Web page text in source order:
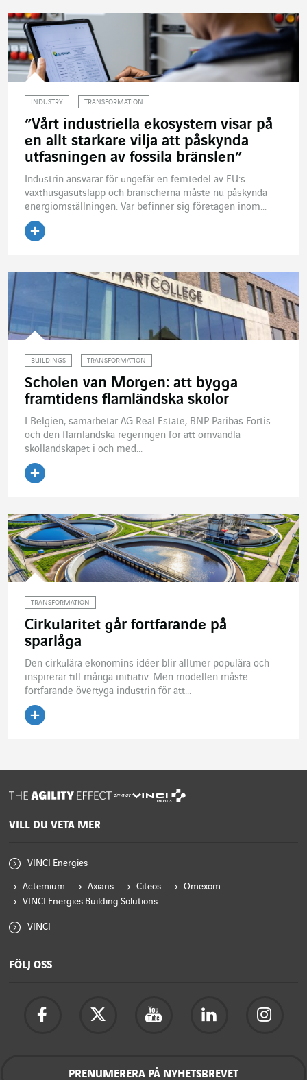
INDUSTRY TRANSFORMATION
”Vårt industriella ekosystem visar på
en allt starkare vilja att påskynda
utfasningen av fossila bränslen”
Industrin ansvarar för ungefär en femtedel av EU:s
växthusgasutsläpp och branscherna måste nu påskynda
energiomställningen. Var befinner sig företagen inom...
BUILDINGS TRANSFORMATION
Scholen van Morgen: att bygga
framtidens flamländska skolor
I Belgien, samarbetar AG Real Estate, BNP Paribas Fortis
och den flamländska regeringen för att omvandla
skollandskapet i och med...
TRANSFORMATION
Cirkularitet går fortfarande på
sparlåga
Den cirkulära ekonomins idéer blir alltmer populära och
inspirerar till många initiativ. Men modellen måste
fortfarande övertyga industrin för att...
drivs av
VILL DU VETA MER
VINCI Energies
Actemium Axians Citeos
Omexom
VINCI Energies Building Solutions
VINCI
FÖLJ OSS
PRENUMERERA PÅ NYHETSBREVET